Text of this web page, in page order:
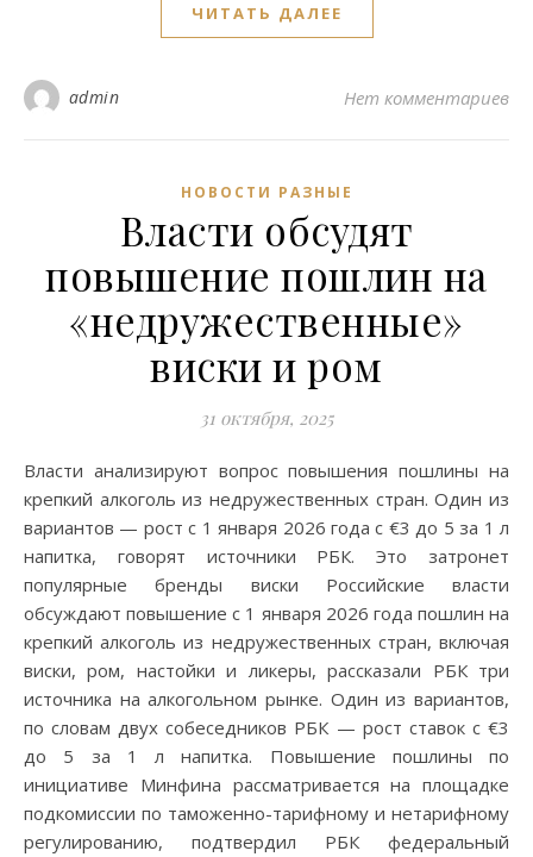
ЧИТАТЬ ДАЛЕЕ
admin Нет комментариев
НОВОСТИ РАЗНЫЕ
Власти обсудят
повышение пошлин на
«недружественные»
виски и ром
31 октября, 2025
Власти анализируют вопрос повышения пошлины на
крепкий алкоголь из недружественных стран. Один из
вариантов — рост с 1 января 2026 года с €3 до 5 за 1 л
напитка, говорят источники РБК. Это затронет
популярные бренды виски Российские власти
обсуждают повышение с 1 января 2026 года пошлин на
крепкий алкоголь из недружественных стран, включая
виски, ром, настойки и ликеры, рассказали РБК три
источника на алкогольном рынке. Один из вариантов,
по словам двух собеседников РБК — рост ставок с €3
до 5 за 1 л напитка. Повышение пошлины по
инициативе Минфина рассматривается на площадке
подкомиссии по таможенно-тарифному и нетарифному
регулированию, подтвердил РБК федеральный